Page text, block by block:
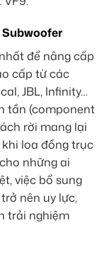
để nâng cấp
cấp từ các
JBL, Infinity…
tần (component
rời mang lại
loa đồng trục
những ai
việc bổ sung
nên uy lực,
trải nghiệm